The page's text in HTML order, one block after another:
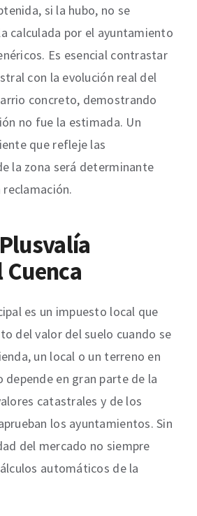
si la hubo, no se
calculada por el ayuntamiento
Es esencial contrastar
con la evolución real del
concreto, demostrando
no fue la estimada. Un
que refleje las
la zona será determinante
es un impuesto local que
del valor del suelo cuando se
un local o un terreno en
depende en gran parte de la
catastrales y de los
los ayuntamientos. Sin
del mercado no siempre
automáticos de la